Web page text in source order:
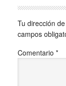
Tu dirección
campos
Comentario *